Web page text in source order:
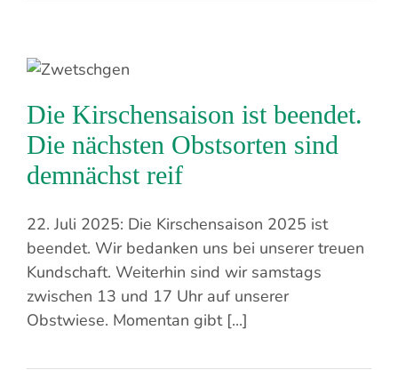
Die Kirschensaison ist beendet.
Die nächsten Obstsorten sind
demnächst reif
22. Juli 2025: Die Kirschensaison 2025 ist
beendet. Wir bedanken uns bei unserer treuen
Kundschaft. Weiterhin sind wir samstags
zwischen 13 und 17 Uhr auf unserer
Obstwiese. Momentan gibt [...]